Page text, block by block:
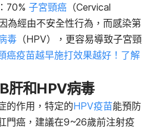
70% 子宮頸癌 （Cervical
為經由不安全性行為，而感染第
毒 （HPV），更容易導致子宮頸
癌疫苗越早施打效果越好！了解
肝和HPV病毒
的作用，特定的HPV疫苗能預防
門癌，建議在9~26歲前注射疫